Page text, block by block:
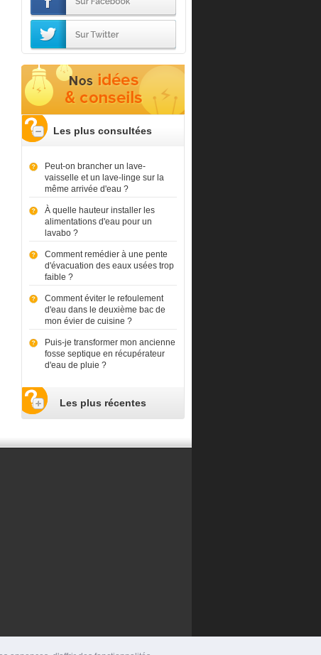
Les plus consultées
Peut-on brancher un lave-
vaisselle et un lave-linge sur la
même arrivée d'eau ?
À quelle hauteur installer les
alimentations d'eau pour un
lavabo ?
Comment remédier à une pente
d'évacuation des eaux usées trop
faible ?
Comment éviter le refoulement
d'eau dans le deuxième bac de
mon évier de cuisine ?
Puis-je transformer mon ancienne
fosse septique en récupérateur
d'eau de pluie ?
Les plus récentes